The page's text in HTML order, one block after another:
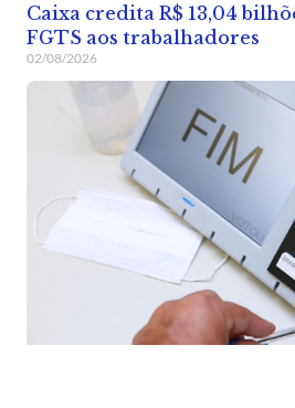
Caixa credita R$ 13,04
FGTS aos trabalhadores
02/08/2026